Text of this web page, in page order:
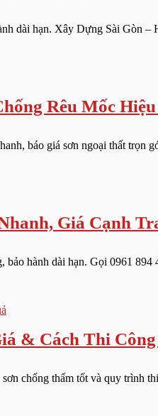
dài hạn. Xây Dựng Sài Gòn –
Rêu Mốc
báo giá sơn ngoại thất trọn
Giá Cạnh
hành dài hạn. Gọi 0961
& Cách Thi
chống thấm tốt và quy trình